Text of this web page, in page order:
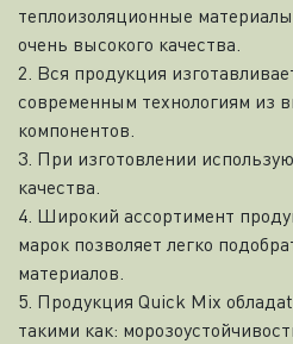
теплоизоляционные
очень высокого качества.
2. Вся продукция
современным технологиям из
компонентов.
3. При изготовлении
качества.
4. Широкий ассортимент
марок позволяет легко
материалов.
5. Продукция Quick Mix
такими как: